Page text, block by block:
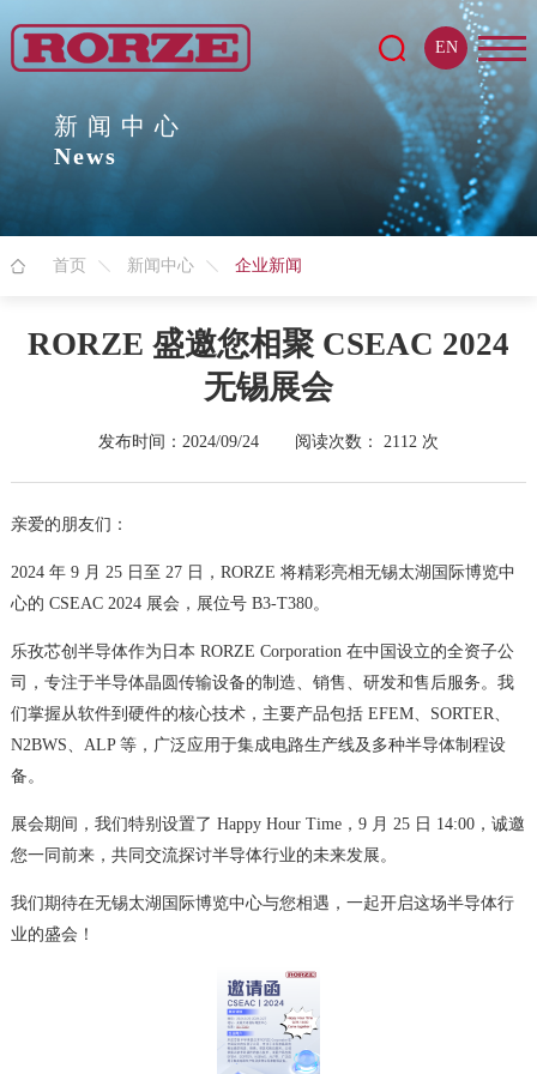
EN
新闻中心
News
首页 新闻中心 企业新闻
RORZE 盛邀您相聚 CSEAC 2024
无锡展会
发布时间：2024/09/24 阅读次数： 2112 次
亲爱的朋友们：
2024 年 9 月 25 日至 27 日，RORZE 将精彩亮相无锡太湖国际博览中
心的 CSEAC 2024 展会，展位号 B3-T380。
乐孜芯创半导体作为日本 RORZE Corporation 在中国设立的全资子公
司，专注于半导体晶圆传输设备的制造、销售、研发和售后服务。我
们掌握从软件到硬件的核心技术，主要产品包括 EFEM、SORTER、
N2BWS、ALP 等，广泛应用于集成电路生产线及多种半导体制程设
备。
展会期间，我们特别设置了 Happy Hour Time，9 月 25 日 14:00，诚邀
您一同前来，共同交流探讨半导体行业的未来发展。
我们期待在无锡太湖国际博览中心与您相遇，一起开启这场半导体行
业的盛会！